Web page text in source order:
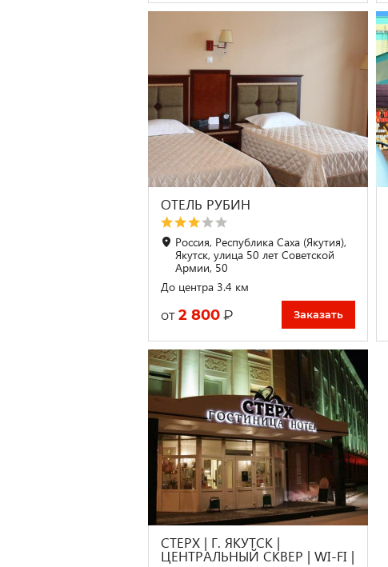
ОТЕЛЬ РУБИН
Россия, Республика Саха (Якутия),
Якутск, улица 50 лет Советской
Армии, 50
До центра 3.4 км
от 2 800 ₽ Заказать
СТЕРХ | Г. ЯКУТСК |
ЦЕНТРАЛЬНЫЙ СКВЕР | WI-FI |